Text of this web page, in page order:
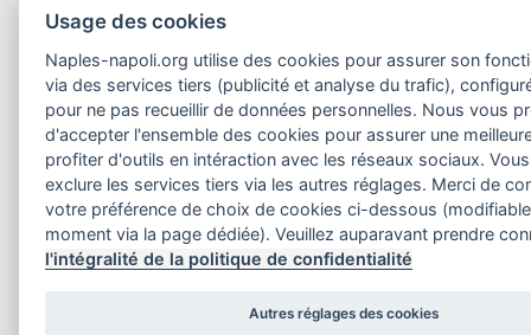
Usage des cookies
Naples-napoli.org utilise des cookies pour assurer son
via des services tiers (publicité et analyse du trafic),
pour ne pas recueillir de données personnelles. Nous vous
d'accepter l'ensemble des cookies pour assurer une
profiter d'outils en intéraction avec les réseaux sociaux.
exclure les services tiers via les autres réglages. Merci de
votre préférence de choix de cookies ci-dessous
moment via la page dédiée). Veuillez auparavant prendre
l'intégralité de la politique de confidentialité
Autres réglages des cookies